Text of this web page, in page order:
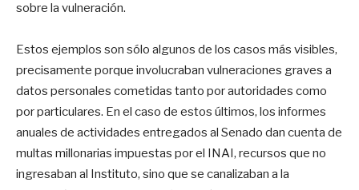
sobre la vulneración.
Estos ejemplos son sólo algunos de los casos más visibles,
precisamente porque involucraban vulneraciones graves a
datos personales cometidas tanto por autoridades como
por particulares. En el caso de estos últimos, los informes
anuales de actividades entregados al Senado dan cuenta de
multas millonarias impuestas por el INAI, recursos que no
ingresaban al Instituto, sino que se canalizaban a la